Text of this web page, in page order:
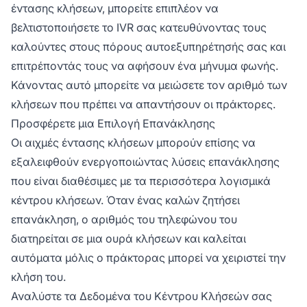
έντασης κλήσεων, μπορείτε επιπλέον να
βελτιστοποιήσετε το IVR σας κατευθύνοντας τους
καλούντες στους πόρους αυτοεξυπηρέτησής σας και
επιτρέποντάς τους να αφήσουν ένα μήνυμα φωνής.
Κάνοντας αυτό μπορείτε να μειώσετε τον αριθμό των
κλήσεων που πρέπει να απαντήσουν οι πράκτορες.
Προσφέρετε μια Επιλογή Επανάκλησης
Οι αιχμές έντασης κλήσεων μπορούν επίσης να
εξαλειφθούν ενεργοποιώντας λύσεις επανάκλησης
που είναι διαθέσιμες με τα περισσότερα λογισμικά
κέντρου κλήσεων. Όταν ένας καλών ζητήσει
επανάκληση, ο αριθμός του τηλεφώνου του
διατηρείται σε μια ουρά κλήσεων και καλείται
αυτόματα μόλις ο πράκτορας μπορεί να χειριστεί την
κλήση του.
Αναλύστε τα Δεδομένα του Κέντρου Κλήσεών σας